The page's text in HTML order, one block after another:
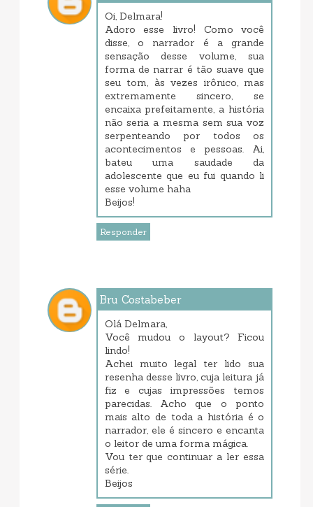
Oi, Delmara!
Adoro esse livro! Como você
disse, o narrador é a grande
sensação desse volume, sua
forma de narrar é tão suave que
seu tom, às vezes irônico, mas
extremamente sincero, se
encaixa prefeitamente, a história
não seria a mesma sem sua voz
serpenteando por todos os
acontecimentos e pessoas. Ai,
bateu uma saudade da
adolescente que eu fui quando li
esse volume haha
Beijos!
Responder
Bru Costabeber
Olá Delmara,
Você mudou o layout? Ficou
lindo!
Achei muito legal ter lido sua
resenha desse livro, cuja leitura já
fiz e cujas impressões temos
parecidas. Acho que o ponto
mais alto de toda a história é o
narrador, ele é sincero e encanta
o leitor de uma forma mágica.
Vou ter que continuar a ler essa
série.
Beijos